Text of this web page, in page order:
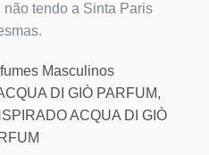
tendo a Sinta Paris
Masculinos
DI GIÒ PARFUM,
ACQUA DI GIÒ